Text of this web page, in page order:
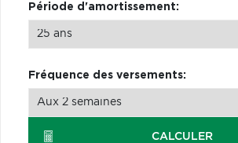
Période d'amortissement:
Fréquence des versements:
CALCULER